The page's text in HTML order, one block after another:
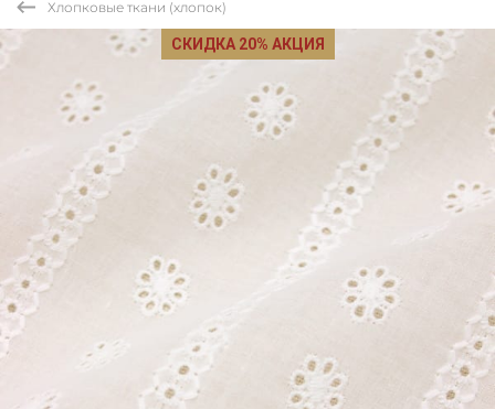
Хлопковые ткани (хлопок)
СКИДКА 20% АКЦИЯ